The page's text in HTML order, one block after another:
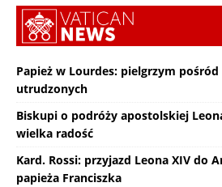
Papież w Lourdes: pielgrzym
utrudzonych
Biskupi o podróży apostolskiej
wielka radość
Kard. Rossi: przyjazd Leona XIV do
papieża Franciszka